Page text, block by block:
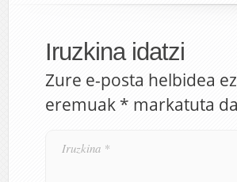
Iruzkina idatzi
Zure e-posta helbidea
eremuak * markatuta